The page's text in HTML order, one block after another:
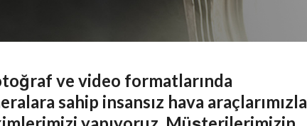
ve video formatlarında
sahip insansız hava araçlarımızla